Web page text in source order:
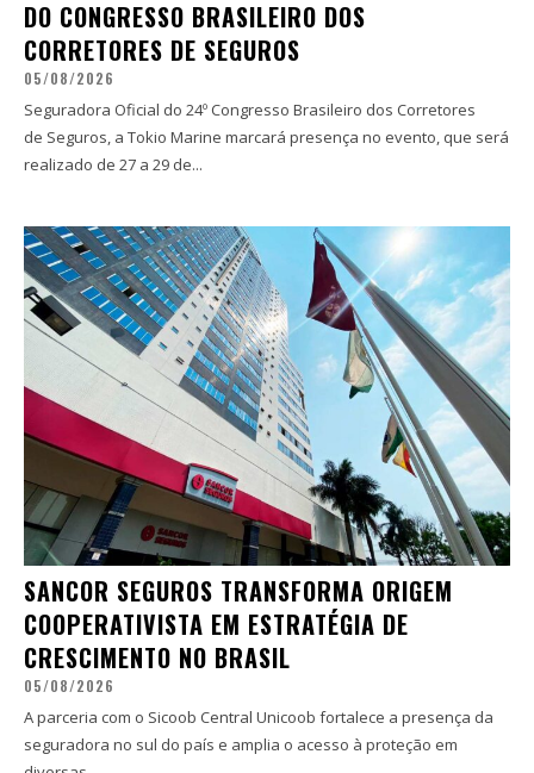
DO CONGRESSO BRASILEIRO DOS
CORRETORES DE SEGUROS
05/08/2026
Seguradora Oficial do 24º Congresso Brasileiro dos Corretores
de Seguros, a Tokio Marine marcará presença no evento, que será
realizado de 27 a 29 de...
SANCOR SEGUROS TRANSFORMA ORIGEM
COOPERATIVISTA EM ESTRATÉGIA DE
CRESCIMENTO NO BRASIL
05/08/2026
A parceria com o Sicoob Central Unicoob fortalece a presença da
seguradora no sul do país e amplia o acesso à proteção em